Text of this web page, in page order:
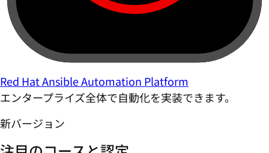
Red Hat Ansible Automation Platform
エンタープライズ全体で自動化を実装できます。
新バージョン